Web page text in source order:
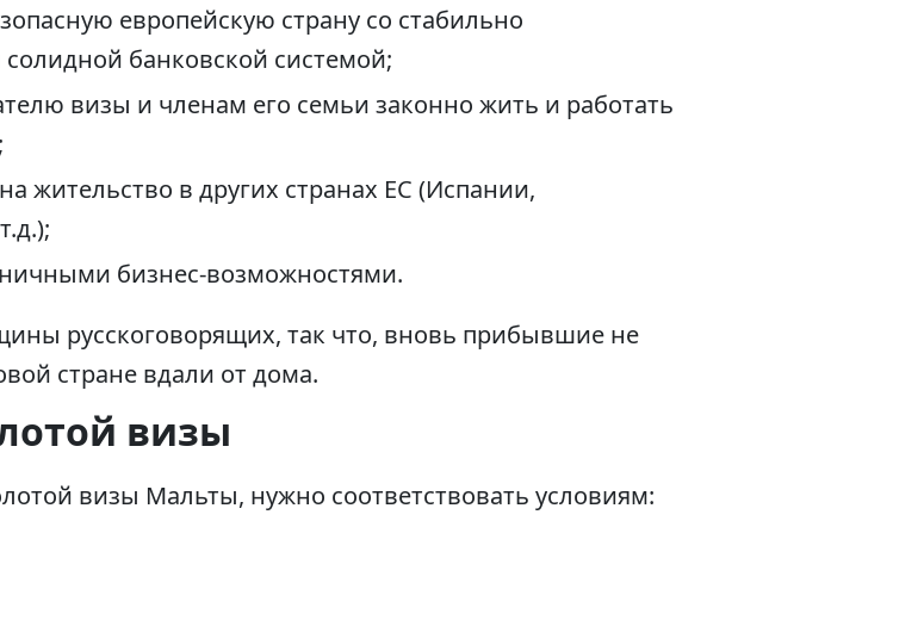
европейскую страну со стабильно
банковской системой;
визы и членам его семьи законно жить и работать
жительство в других странах ЕС (Испании,
бизнес-возможностями.
русскоговорящих, так что, вновь прибывшие не
стране вдали от дома.
визы
визы Мальты, нужно соответствовать условиям: